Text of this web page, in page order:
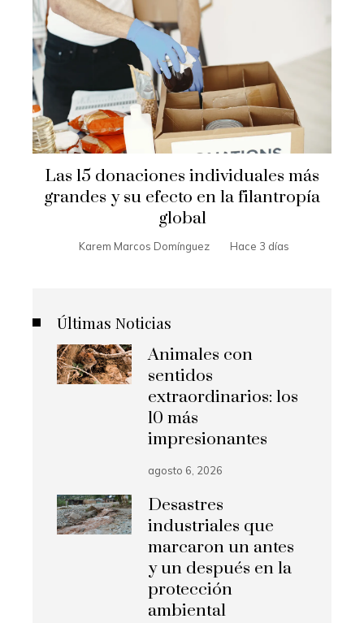
Las 15 donaciones individuales más
grandes y su efecto en la filantropía
global
Karem Marcos Domínguez Hace 3 días
Últimas Noticias
Animales con
sentidos
extraordinarios: los
10 más
impresionantes
agosto 6, 2026
Desastres
industriales que
marcaron un antes
y un después en la
protección
ambiental